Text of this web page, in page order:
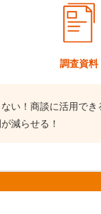
調査資料
い！商談に活用でき
減らせる！